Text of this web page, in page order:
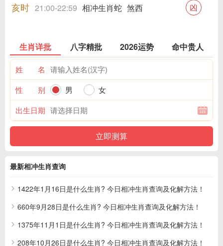
亥时 21:00-22:59 相冲生肖蛇 煞西 凶
生肖详批 八字精批 2026运势 命中贵人
姓 名
性 别
男
女
出生日期
最新相冲生肖查询
1422年1月16日是什么生肖? 今日相冲生肖查询及化解方法！
660年9月28日是什么生肖? 今日相冲生肖查询及化解方法！
1375年11月1日是什么生肖? 今日相冲生肖查询及化解方法！
208年10月26日是什么生肖? 今日相冲生肖查询及化解方法！